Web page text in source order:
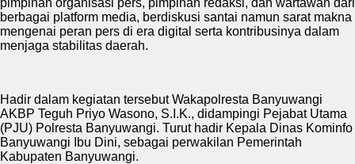
pimpinan organisasi pers, pimpinan redaksi, dan wartawan dari
berbagai platform media, berdiskusi santai namun sarat makna
mengenai peran pers di era digital serta kontribusinya dalam
menjaga stabilitas daerah.
Hadir dalam kegiatan tersebut Wakapolresta Banyuwangi
AKBP Teguh Priyo Wasono, S.I.K., didampingi Pejabat Utama
(PJU) Polresta Banyuwangi. Turut hadir Kepala Dinas Kominfo
Banyuwangi Ibu Dini, sebagai perwakilan Pemerintah
Kabupaten Banyuwangi.